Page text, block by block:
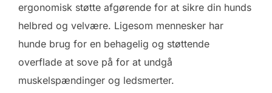
ergonomisk støtte afgørende for at sikre din hunds
helbred og velvære. Ligesom mennesker har
hunde brug for en behagelig og støttende
overflade at sove på for at undgå
muskelspændinger og ledsmerter.